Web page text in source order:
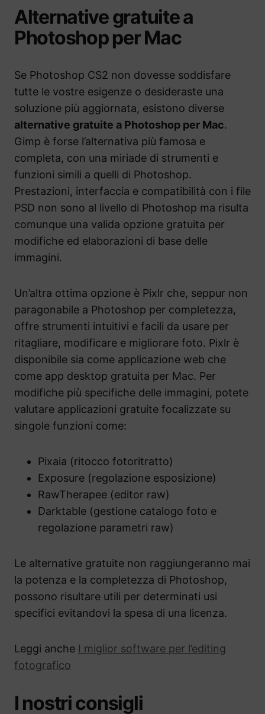
Alternative gratuite a
Photoshop per Mac
Se Photoshop CS2 non dovesse soddisfare
tutte le vostre esigenze o desideraste una
soluzione più aggiornata, esistono diverse
alternative gratuite a Photoshop per Mac.
Gimp è forse l’alternativa più famosa e
completa, con una miriade di strumenti e
funzioni simili a quelli di Photoshop.
Prestazioni, interfaccia e compatibilità con i file
PSD non sono al livello di Photoshop ma risulta
comunque una valida opzione gratuita per
modifiche ed elaborazioni di base delle
immagini.
Un’altra ottima opzione è Pixlr che, seppur non
paragonabile a Photoshop per completezza,
offre strumenti intuitivi e facili da usare per
ritagliare, modificare e migliorare foto. Pixlr è
disponibile sia come applicazione web che
come app desktop gratuita per Mac. Per
modifiche più specifiche delle immagini, potete
valutare applicazioni gratuite focalizzate su
singole funzioni come:
Pixaia (ritocco fotoritratto)
Exposure (regolazione esposizione)
RawTherapee (editor raw)
Darktable (gestione catalogo foto e
regolazione parametri raw)
Le alternative gratuite non raggiungeranno mai
la potenza e la completezza di Photoshop,
possono risultare utili per determinati usi
specifici evitandovi la spesa di una licenza.
Leggi anche I miglior software per l’editing
fotografico
I nostri consigli